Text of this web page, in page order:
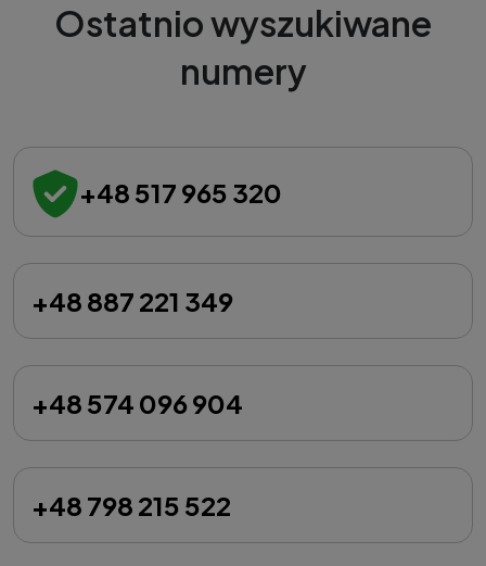
Ostatnio wyszukiwane
numery
+48 517 965 320
+48 887 221 349
+48 574 096 904
+48 798 215 522